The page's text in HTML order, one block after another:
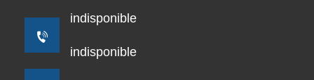
indisponible
indisponible